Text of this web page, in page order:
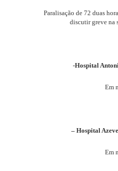
Paralisação de 72 duas
discutir greve na
-Hospital
Em
– Hospital
Em